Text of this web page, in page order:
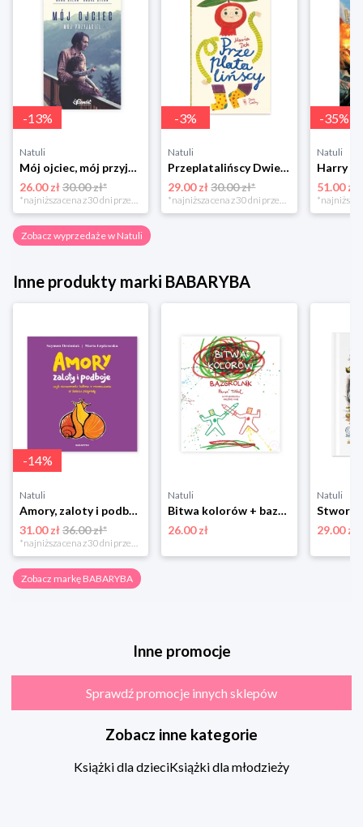
-13%
Natuli
Mój ojciec, mój przyjaciel Element
26.00 zł30.00 zł*
*najniższa cena z 30 dni przed obniżką
-3%
Natuli
Przeplatalińscy Dwie siostry
29.00 zł 30.00 zł*
*najniższa cena z 30 dni przed obniżką
-35%
Natuli
51.00 zł
Zobacz wyprzedaże w Natuli
Inne produkty marki BABARYBA
-14%
Natuli
Amory, zaloty i podboje Babaryba
31.00 zł36.00 zł*
Natuli
Bitwa kolorów + bazgrolnik Babaryba
26.00 zł
Natuli
29.00 zł
Zobacz markę BABARYBA
Inne promocje
Sprawdź promocje innych sklepów
Zobacz inne kategorie
Książki dla dzieciKsiążki dla młodzieży